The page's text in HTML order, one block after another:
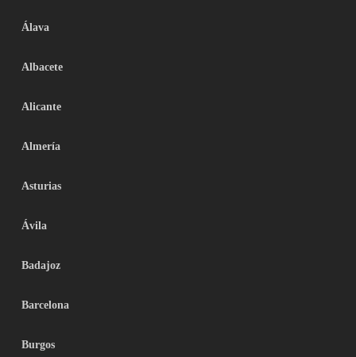
Álava
Albacete
Alicante
Almería
Asturias
Ávila
Badajoz
Barcelona
Burgos